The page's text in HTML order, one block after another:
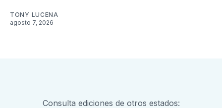
TONY LUCENA
agosto 7, 2026
Consulta ediciones de otros estados: